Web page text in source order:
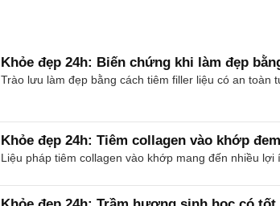
Khỏe đẹp 24h: Biến chứng khi làm đẹp
Trào lưu làm đẹp bằng cách tiêm filler liệu có an toàn
Khỏe đẹp 24h: Tiêm collagen vào khớp
Liệu pháp tiêm collagen vào khớp mang đến nhiều